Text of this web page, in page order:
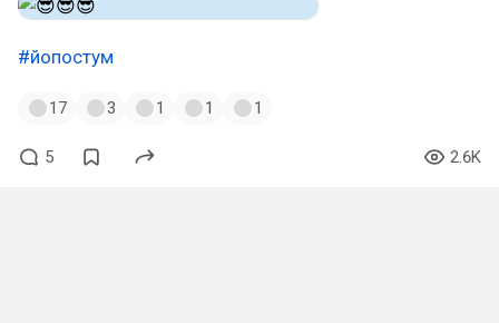
#йопостум
17 3 1 1 1
5 2.6K